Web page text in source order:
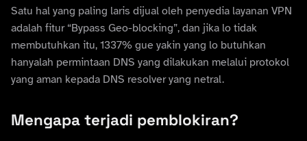
Satu hal yang paling laris dijual oleh penyedia layanan VPN
adalah fitur “Bypass Geo-blocking”, dan jika lo tidak
membutuhkan itu, 1337% gue yakin yang lo butuhkan
hanyalah permintaan DNS yang dilakukan melalui protokol
yang aman kepada DNS resolver yang netral.
Mengapa terjadi pemblokiran?